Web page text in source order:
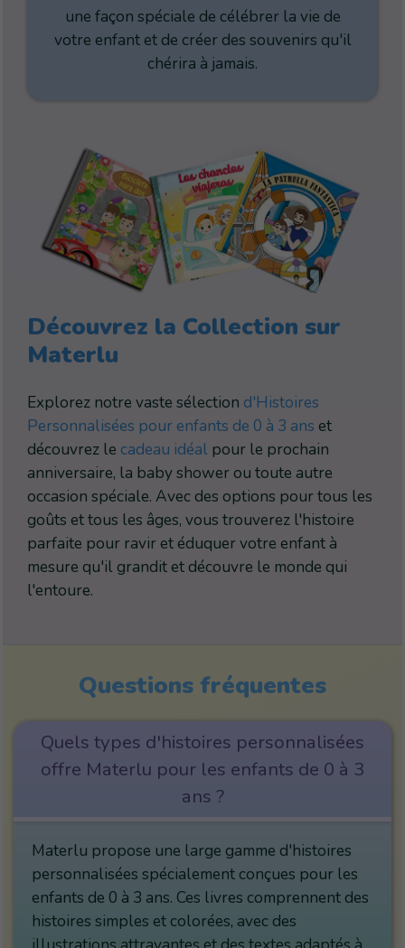
une façon spéciale de célébrer la vie de
votre enfant et de créer des souvenirs qu'il
chérira à jamais.
Découvrez la Collection sur
Materlu
Explorez notre vaste sélection d'Histoires
Personnalisées pour enfants de 0 à 3 ans et
découvrez le cadeau idéal pour le prochain
anniversaire, la baby shower ou toute autre
occasion spéciale. Avec des options pour tous les
goûts et tous les âges, vous trouverez l'histoire
parfaite pour ravir et éduquer votre enfant à
mesure qu'il grandit et découvre le monde qui
l'entoure.
Questions fréquentes
Quels types d'histoires personnalisées
offre Materlu pour les enfants de 0 à 3
ans ?
Materlu propose une large gamme d'histoires
personnalisées spécialement conçues pour les
enfants de 0 à 3 ans. Ces livres comprennent des
histoires simples et colorées, avec des